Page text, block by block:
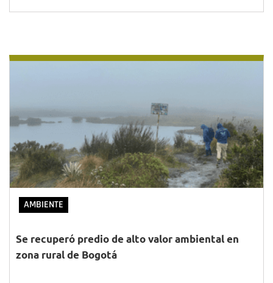
AMBIENTE
Se recuperó predio de alto valor ambiental en
zona rural de Bogotá